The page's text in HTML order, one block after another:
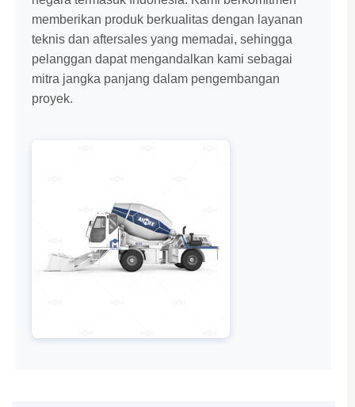
memberikan produk berkualitas dengan layanan
teknis dan aftersales yang memadai, sehingga
pelanggan dapat mengandalkan kami sebagai
mitra jangka panjang dalam pengembangan
proyek.